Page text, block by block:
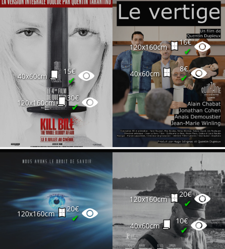
40x60cm
15€
✔
120x160cm
30€
✔
120x160cm
16€
✔
40x60cm
8€
✔
120x160cm
20€
✔
120x160cm
20€
✔
40x60cm
10€
✔